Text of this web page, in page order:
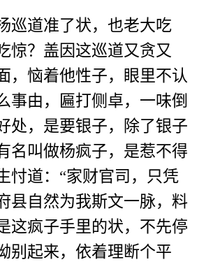
巡道准了状，也老大吃
惊？盖因这巡道又贪又
，恼着他性子，眼里不认
事由，匾打侧卓，一味倒
处，是要银子，除了银子
名叫做杨疯子，是惹不得
忖道：“家财官司，只凭
县自然为我斯文一脉，料
这疯子手里的状，不先停
别起来，依着理断个平